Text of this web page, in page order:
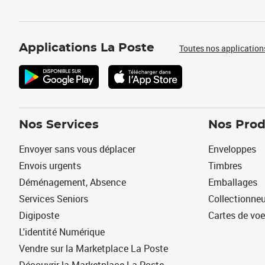
Applications La Poste Toutes nos
Nos Services
Envoyer sans vous déplacer
Envois urgents
Déménagement, Absence
Services Seniors
Digiposte
L'identité Numérique
Vendre sur la Marketplace La Poste
Nos
Enveloppes
Timbres
Emballages
Cartes de